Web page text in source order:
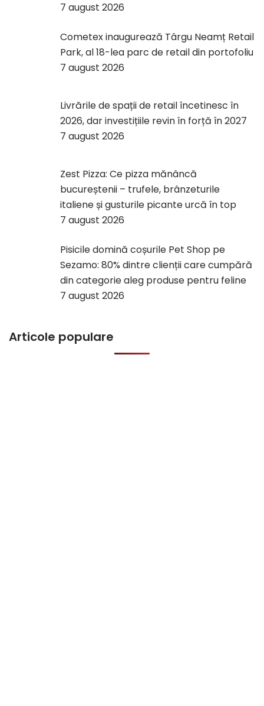
7 august 2026
Cometex inaugurează Târgu Neamț Retail
Park, al 18-lea parc de retail din portofoliu
7 august 2026
Livrările de spații de retail încetinesc în
2026, dar investițiile revin în forță în 2027
7 august 2026
Zest Pizza: Ce pizza mănâncă
bucureștenii – trufele, brânzeturile
italiene și gusturile picante urcă în top
7 august 2026
Pisicile domină coșurile Pet Shop pe
Sezamo: 80% dintre clienții care cumpără
din categorie aleg produse pentru feline
7 august 2026
Articole populare